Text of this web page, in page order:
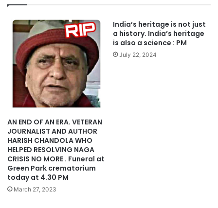
AN END OF AN ERA. VETERAN
JOURNALIST AND AUTHOR
HARISH CHANDOLA WHO
HELPED RESOLVING NAGA
CRISIS NO MORE . Funeral at
Green Park crematorium
today at 4.30 PM
March 27, 2023
India’s heritage is not just
a history. India’s heritage
is also a science : PM
July 22, 2024